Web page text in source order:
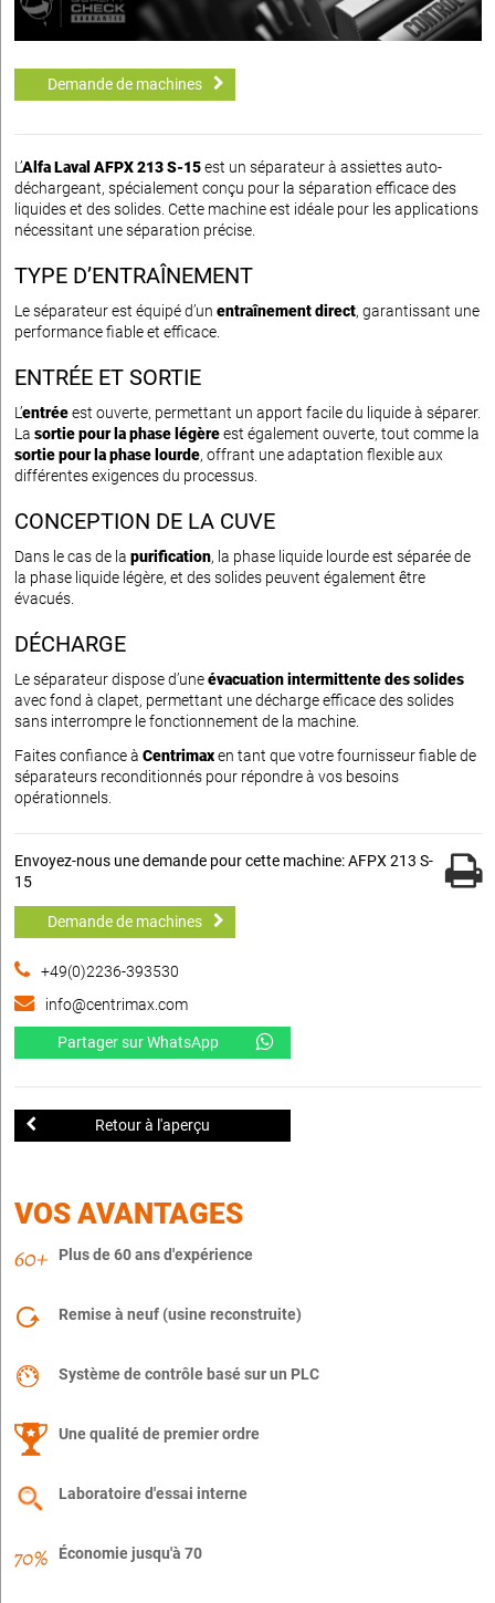
Demande de machines
L’Alfa Laval AFPX 213 S-15est un séparateur à assiettes auto-
déchargeant, spécialement conçu pour la séparation efficace des
liquides et des solides. Cette machine est idéale pour les applications
nécessitant une séparation précise.
TYPE D’ENTRAÎNEMENT
Le séparateur est équipé d’un entraînement direct, garantissant une
performance fiable et efficace.
ENTRÉE ET SORTIE
L’entréeest ouverte, permettant un apport facile du liquide à séparer.
La sortie pour la phase légèreest également ouverte, tout comme la
sortie pour la phase lourde, offrant une adaptation flexible aux
différentes exigences du processus.
CONCEPTION DE LA CUVE
Dans le cas de la purification, la phase liquide lourde est séparée de
la phase liquide légère, et des solides peuvent également être
évacués.
DÉCHARGE
Le séparateur dispose d’uneévacuation intermittente des solides
avec fond à clapet, permettant une décharge efficace des solides
sans interrompre le fonctionnement de la machine.
Faites confiance à Centrimaxen tant que votre fournisseur fiable de
séparateurs reconditionnés pour répondre à vos besoins
opérationnels.
Envoyez-nous une demande pour cette machine: AFPX 213 S-
15
Demande de machines
+49(0)2236-393530
info@centrimax.com
Partager sur WhatsApp
Retour à l'aperçu
VOS AVANTAGES
Plus de 60 ans d'expérience
Remise à neuf (usine reconstruite)
Système de contrôle basé sur un PLC
Une qualité de premier ordre
Laboratoire d'essai interne
Économie jusqu'à 70